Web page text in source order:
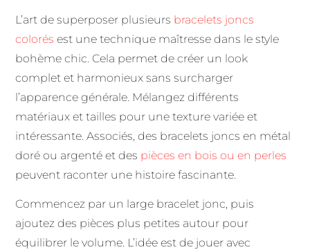
L’art de superposer plusieurs bracelets joncs
colorés est une technique maîtresse dans le style
bohème chic. Cela permet de créer un look
complet et harmonieux sans surcharger
l’apparence générale. Mélangez différents
matériaux et tailles pour une texture variée et
intéressante. Associés, des bracelets joncs en métal
doré ou argenté et des pièces en bois ou en perles
peuvent raconter une histoire fascinante.
Commencez par un large bracelet jonc, puis
ajoutez des pièces plus petites autour pour
équilibrer le volume. L’idée est de jouer avec